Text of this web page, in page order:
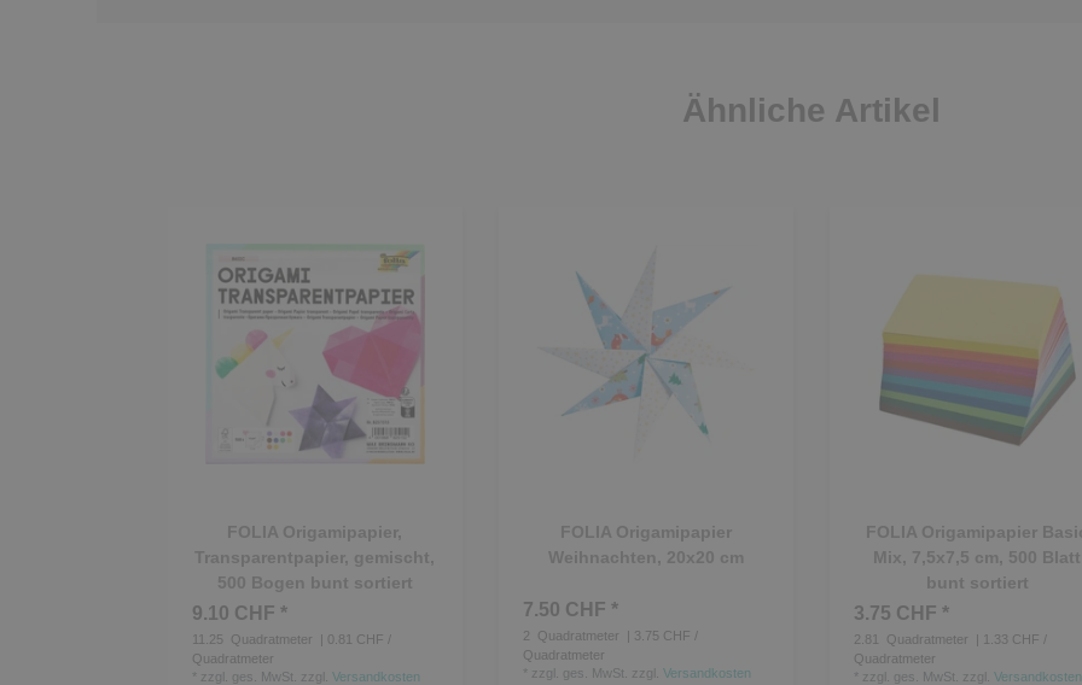
Ähnliche Artikel
FOLIA Origamipapier,
Transparentpapier, gemischt,
500 Bogen bunt sortiert
9.10 CHF *
11.25 Quadratmeter
| 0.81 CHF /
Quadratmeter
zzgl. ges. MwSt. zzgl. Versandkosten
FOLIA Origamipapier
Weihnachten, 20x20 cm
7.50 CHF *
2 Quadratmeter
| 3.75 CHF /
Quadratmeter
zzgl. ges. MwSt. zzgl. Versandkosten
FOLIA Origamipapier
Mix, 7,5x7,5 cm, 500 Blatt
bunt sortiert
3.75 CHF *
2.81 Quadratmeter
| 1.33 CHF /
Quadratmeter
zzgl. ges. MwSt. zzgl. Versandkosten